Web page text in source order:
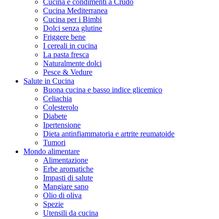
Cucina Mediterranea
Cucina per i Bimbi
Dolci senza glutine
Friggere bene
I cereali in cucina
La pasta fresca
Naturalmente dolci
Pesce & Vedure
Salute in Cucina
Buona cucina e basso indice glicemico
Celiachia
Colesterolo
Diabete
Ipertensione
Dieta antinfiammatoria e artrite reumatoide
Tumori
Mondo alimentare
Alimentazione
Erbe aromatiche
Impasti di salute
Mangiare sano
Olio di oliva
Spezie
Utensili da cucina